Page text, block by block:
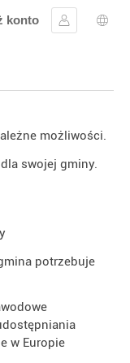
konto
Zaloguj się
możliwości.
swojej gminy.
potrzebuje
w Europie